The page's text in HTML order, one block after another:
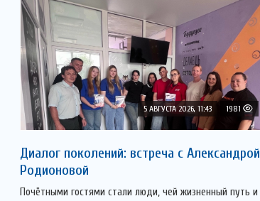
5 АВГУСТА 2026, 11:43 1981
Диалог поколений: встреча с Александрой
Родионовой
Почётными гостями стали люди, чей жизненный путь и